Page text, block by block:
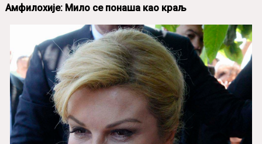
Амфилохије: Мило се понаша као краљ